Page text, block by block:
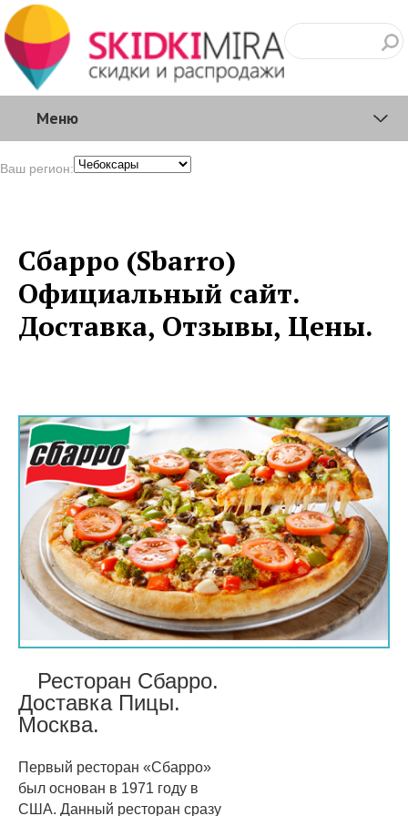
Меню
Ваш регион:
Сбарро (Sbarro)
Официальный сайт.
Доставка, Отзывы, Цены.
Ресторан Сбарро.
Доставка Пицы.
Москва.
Первый ресторан «Сбарро»
был основан в 1971 году в
США. Данный ресторан сразу